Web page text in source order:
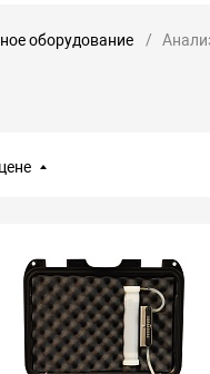
оборудование